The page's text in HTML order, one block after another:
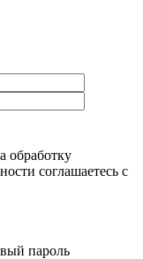
обработку
соглашаетесь с
пароль